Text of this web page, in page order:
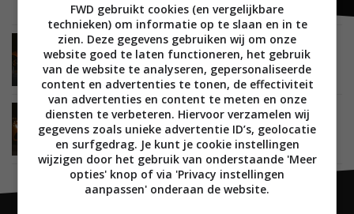
MUSIC EMOTION REVIEWS
AUDIO
RECEIVERS EN VERSTERKERS
11 SEPTEMBER 2025
Review: Gato Audio PPA-1 – Uniek in zijn soort
MUSIC EMOTION REVIEWS AUDIO 03 APRIL 2025
Review: Gato Audio Pre-1 – Een lust voor oog en
oor
FWD gebruikt cookies (en vergelijkbare
technieken) om informatie op te slaan en in te
zien. Deze gegevens gebruiken wij om onze
website goed te laten functioneren, het gebruik
van de website te analyseren, gepersonaliseerde
content en advertenties te tonen, de effectiviteit
van advertenties en content te meten en onze
diensten te verbeteren. Hiervoor verzamelen wij
gegevens zoals unieke advertentie ID’s, geolocatie
en surfgedrag. Je kunt je cookie instellingen
wijzigen door het gebruik van onderstaande 'Meer
opties' knop of via 'Privacy instellingen
aanpassen' onderaan de website.